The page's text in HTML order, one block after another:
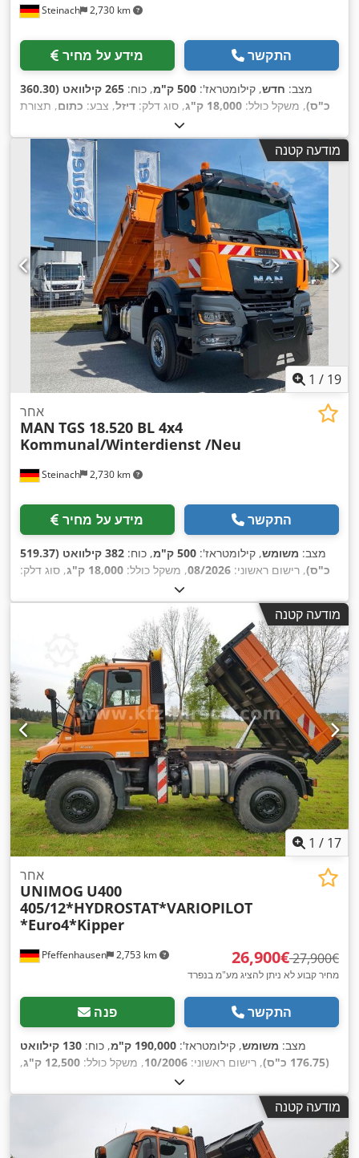
Steinach 2,730 km
מידע על מחיר התקשר
מצב: חדש, קילומטראז': 500 ק"מ , כוח:
265 קילוואט (360.30
כ"ס), משקל כולל: 18,000 ק"ג , סוג דלק: דיזל, צבע: כתום, תצורת
אוטומטי
מ"מ, אורך אזור הטעינה:4,200 מ"מ , גובה תא המטען:600 מ"מ
,
שנת ייצור:2026 , ציוד:
הנעה בכל הגלגלים, חימום חניה, מיזוג
אוויר, מנוף, מערכת בלימה למניעת נעילה (ABS), תכנית ייצוב
אלקטרונית (ESP)
מודעה קטנה
1 / 19
Steinach 2,730 km
אחר
MAN TGS 18.520 BL 4x4
Kommunal/Winterdienst /Neu
מידע על מחיר התקשר
מצב: משומש, קילומטראז': 500 ק"מ , כוח:
382 קילוואט (519.37
כ"ס), רישום ראשוני: 08/2026, משקל כולל: 18,000 ק"ג
, סוג דלק:
, תצורת סרן:
08/2027
, בלמים:מעכב, סוג תמסורת:אוטומטי, רוחב שטח
הטעינה: 2,420 מ"מ , אורך אזור הטעינה:
המטען:600 מ"מ , ציוד:הנעה בכל הגלגלים, חימום חניה, מיזוג
אוויר, מערכת בלימה למניעת נעילה (ABS), תכנית ייצוב
אלקטרונית (ESP),
מודעה קטנה
1 / 17
Pfeffenhausen 2,753 km
אחר
UNIMOG U400
405/12*HYDROSTAT*VARIOPILOT
*Euro4*Kipper
‏26,900 ‏€ ‏27,900 ‏€
מחיר קבוע לא ניתן להציג מע"מ בנפרד
פנה התקשר
מצב: משומש, קילומטראז': 190,000 ק"מ , כוח:
130 קילוואט
(176.75 כ"ס)
, רישום ראשוני: 10/2006, משקל כולל: 12,500 ק"ג
,
, סוג תמסורת:
יורו 4 , ציוד:הנעה בכל הגלגלים, מדחס, מיזוג אוויר, מסנן פיח,
ייצוב אלקטרונית (ESP),
מודעה קטנה